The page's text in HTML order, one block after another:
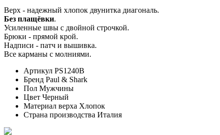
Верх - надежный хлопок двунитка диагональ.
Без плащёвки.
Усиленные швы с двойной строчкой.
Брюки - прямой крой.
Надписи - патч и вышивка.
Все карманы с молниями.
Артикул PS1240B
Бренд Paul & Shark
Пол Мужчины
Цвет Черный
Материал верха Хлопок
Страна производства Италия